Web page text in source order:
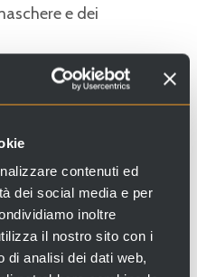
contenuti ed
dei social media e per
inoltre
il nostro sito con i
di analisi dei dati web,
e dei